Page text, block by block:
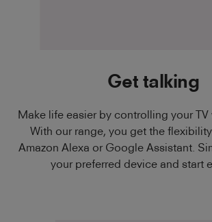
Get talking
Make life easier by controlling your TV
With our range, you get the
Amazon Alexa or Google Assistant.
your preferred device and start